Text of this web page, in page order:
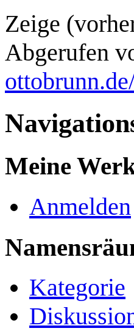
Zeige (
Abgerufen
Meine
Anmelden
Kategorie